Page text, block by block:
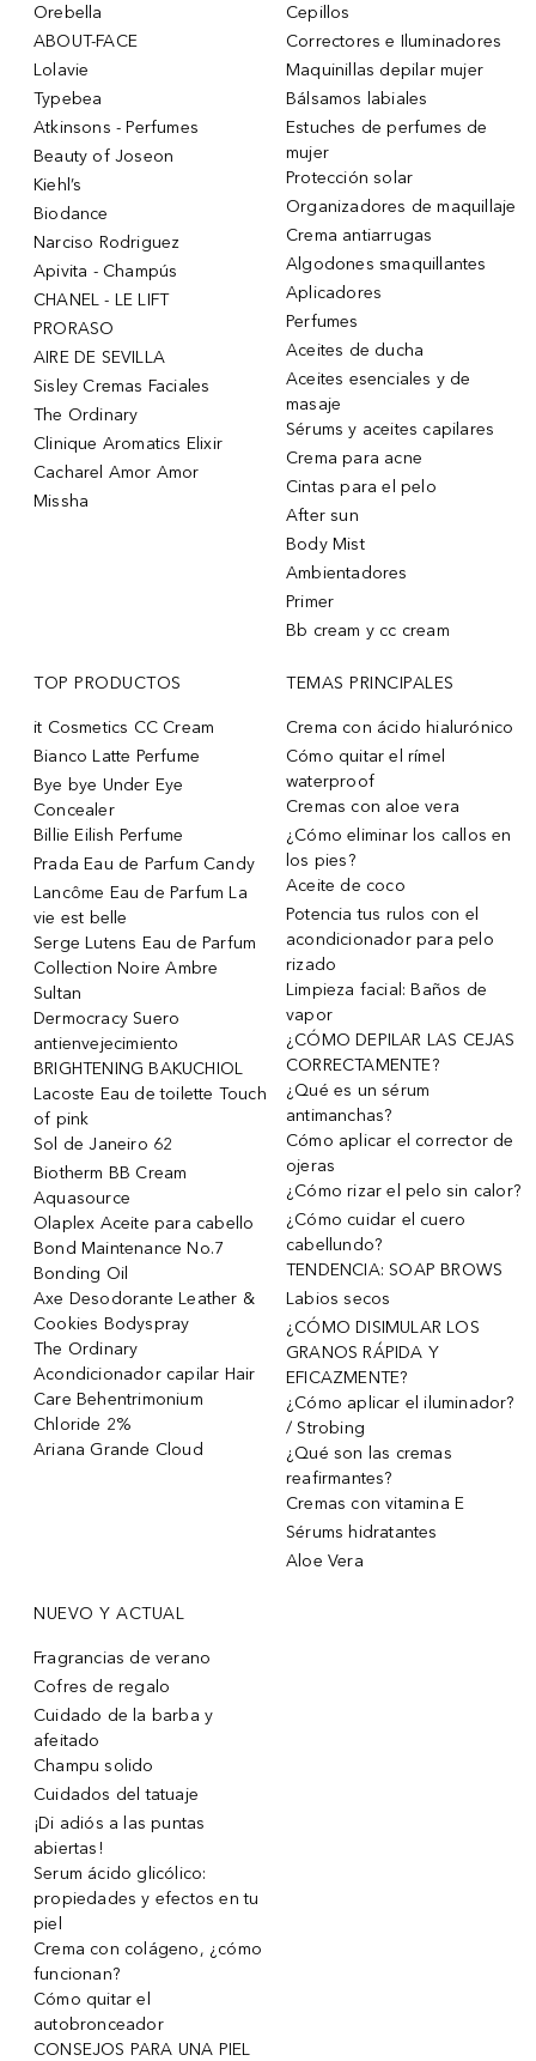
Orebella
ABOUT-FACE
Lolavie
Typebea
Atkinsons - Perfumes
Beauty of Joseon
Kiehl’s
Biodance
Narciso Rodriguez
Apivita - Champús
CHANEL - LE LIFT
PRORASO
AIRE DE SEVILLA
Sisley Cremas Faciales
The Ordinary
Clinique Aromatics Elixir
Cacharel Amor Amor
Missha
Cepillos
Correctores e Iluminadores
Maquinillas depilar mujer
Bálsamos labiales
Estuches de perfumes de
mujer
Protección solar
Organizadores de maquillaje
Crema antiarrugas
Algodones smaquillantes
Aplicadores
Perfumes
Aceites de ducha
Aceites esenciales y de
masaje
Sérums y aceites capilares
Crema para acne
Cintas para el pelo
After sun
Body Mist
Ambientadores
Primer
Bb cream y cc cream
TOP PRODUCTOS
it Cosmetics CC Cream
Bianco Latte Perfume
Bye bye Under Eye
Concealer
Billie Eilish Perfume
Prada Eau de Parfum Candy
Lancôme Eau de Parfum La
vie est belle
Serge Lutens Eau de Parfum
Collection Noire Ambre
Sultan
Dermocracy Suero
antienvejecimiento
BRIGHTENING BAKUCHIOL
Lacoste Eau de toilette Touch
of pink
Sol de Janeiro 62
Biotherm BB Cream
Aquasource
Olaplex Aceite para cabello
Bond Maintenance No.7
Bonding Oil
Axe Desodorante Leather &
Cookies Bodyspray
The Ordinary
Acondicionador capilar Hair
Care Behentrimonium
Chloride 2%
Ariana Grande Cloud
TEMAS PRINCIPALES
Crema con ácido hialurónico
Cómo quitar el rímel
waterproof
Cremas con aloe vera
¿Cómo eliminar los callos en
los pies?
Aceite de coco
Potencia tus rulos con el
acondicionador para pelo
rizado
Limpieza facial: Baños de
vapor
¿CÓMO DEPILAR LAS CEJAS
CORRECTAMENTE?
¿Qué es un sérum
antimanchas?
Cómo aplicar el corrector de
ojeras
¿Cómo rizar el pelo sin calor?
¿Cómo cuidar el cuero
cabellundo?
TENDENCIA: SOAP BROWS
Labios secos
¿CÓMO DISIMULAR LOS
GRANOS RÁPIDA Y
EFICAZMENTE?
¿Cómo aplicar el iluminador?
/ Strobing
¿Qué son las cremas
reafirmantes?
Cremas con vitamina E
Sérums hidratantes
Aloe Vera
NUEVO Y ACTUAL
Fragrancias de verano
Cofres de regalo
Cuidado de la barba y
afeitado
Champu solido
Cuidados del tatuaje
¡Di adiós a las puntas
abiertas!
Serum ácido glicólico:
propiedades y efectos en tu
piel
Crema con colágeno, ¿cómo
funcionan?
Cómo quitar el
autobronceador
CONSEJOS PARA UNA PIEL